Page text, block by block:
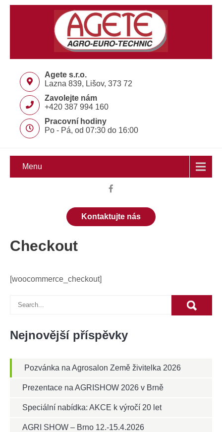
Agete s.r.o.
Lazna 839, Lišov, 373 72
Zavolejte nám
+420 387 994 160
Pracovní hodiny
Po - Pá, od 07:30 do 16:00
Menu
Kontaktujte nás
Checkout
[woocommerce_checkout]
Nejnovější příspěvky
Pozvánka na Agrosalon Země živitelka 2026
Prezentace na AGRISHOW 2026 v Brně
Speciální nabídka: AKCE k výročí 20 let
AGRI SHOW – Brno 12.-15.4.2026